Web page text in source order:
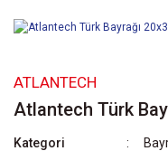
ATLANTECH
Atlantech Türk
Kategori